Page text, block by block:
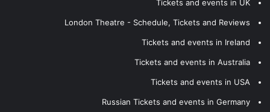
Tickets and events in UK
London Theatre - Schedule, Tickets and Reviews
Tickets and events in Ireland
Tickets and events in Australia
Tickets and events in USA
Russian Tickets and events in Germany